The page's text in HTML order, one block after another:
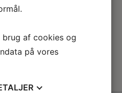
af cookies og
på vores